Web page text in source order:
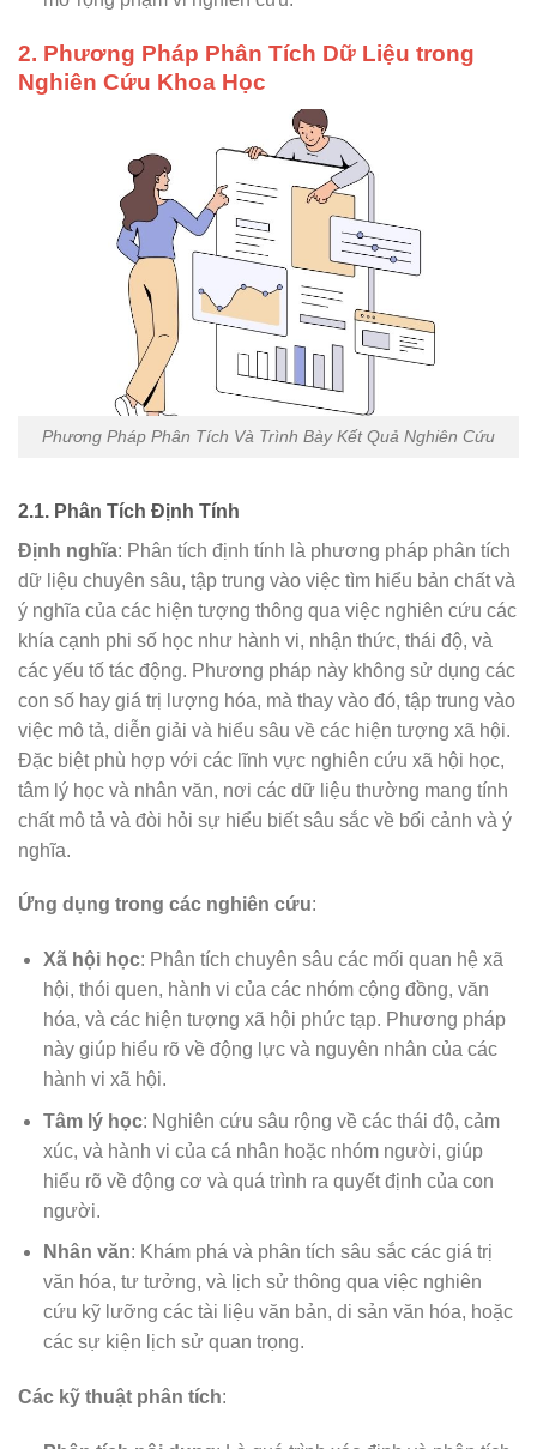
2. Phương Pháp Phân Tích Dữ Liệu trong
Nghiên Cứu Khoa Học
Phương Pháp Phân Tích Và Trình Bày Kết Quả Nghiên Cứu
2.1. Phân Tích Định Tính
Định nghĩa: Phân tích định tính là phương pháp phân tích
dữ liệu chuyên sâu, tập trung vào việc tìm hiểu bản chất và
ý nghĩa của các hiện tượng thông qua việc nghiên cứu các
khía cạnh phi số học như hành vi, nhận thức, thái độ, và
các yếu tố tác động. Phương pháp này không sử dụng các
con số hay giá trị lượng hóa, mà thay vào đó, tập trung vào
việc mô tả, diễn giải và hiểu sâu về các hiện tượng xã hội.
Đặc biệt phù hợp với các lĩnh vực nghiên cứu xã hội học,
tâm lý học và nhân văn, nơi các dữ liệu thường mang tính
chất mô tả và đòi hỏi sự hiểu biết sâu sắc về bối cảnh và ý
nghĩa.
Ứng dụng trong các nghiên cứu:
Xã hội học: Phân tích chuyên sâu các mối quan hệ xã
hội, thói quen, hành vi của các nhóm cộng đồng, văn
hóa, và các hiện tượng xã hội phức tạp. Phương pháp
này giúp hiểu rõ về động lực và nguyên nhân của các
hành vi xã hội.
Tâm lý học: Nghiên cứu sâu rộng về các thái độ, cảm
xúc, và hành vi của cá nhân hoặc nhóm người, giúp
hiểu rõ về động cơ và quá trình ra quyết định của con
người.
Nhân văn: Khám phá và phân tích sâu sắc các giá trị
văn hóa, tư tưởng, và lịch sử thông qua việc nghiên
cứu kỹ lưỡng các tài liệu văn bản, di sản văn hóa, hoặc
các sự kiện lịch sử quan trọng.
Các kỹ thuật phân tích: